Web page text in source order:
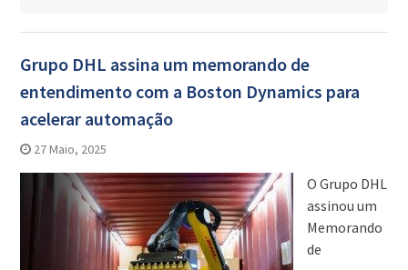
Grupo DHL assina um memorando de
entendimento com a Boston Dynamics para
acelerar automação
27 Maio, 2025
O Grupo DHL
assinou um
Memorando
de